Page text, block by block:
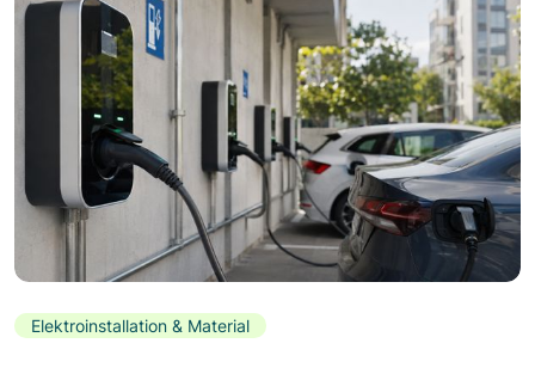
Elektroinstallation & Material